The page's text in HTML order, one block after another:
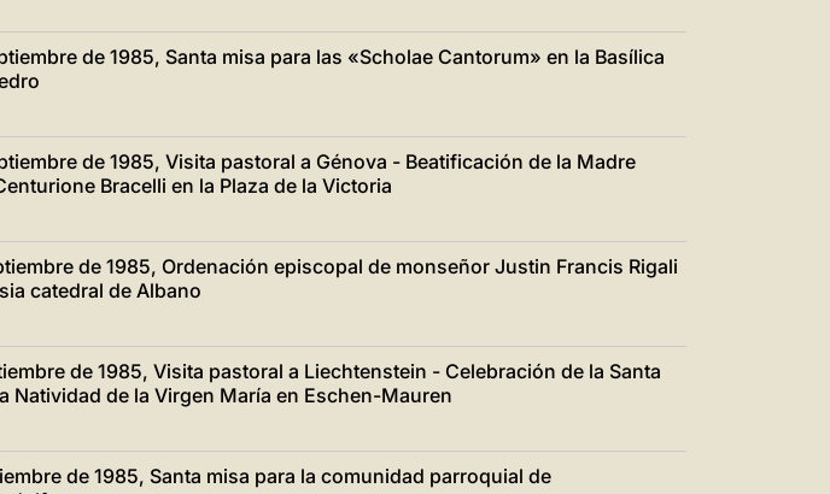
de 1985, Santa misa para las «Scholae Cantorum» en la Basílica
de 1985, Visita pastoral a Génova - Beatificación de la Madre
Bracelli en la Plaza de la Victoria
de 1985, Ordenación episcopal de monseñor Justin Francis Rigali
catedral de Albano
de 1985, Visita pastoral a Liechtenstein - Celebración de la Santa
Natividad de la Virgen María en Eschen-Mauren
de 1985, Santa misa para la comunidad parroquial de